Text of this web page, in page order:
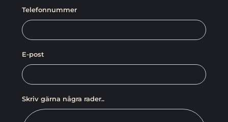
Telefonnummer
E-post
Skriv gärna några rader..